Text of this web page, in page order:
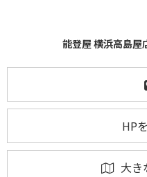
能登屋 横浜高島屋
HP
大き